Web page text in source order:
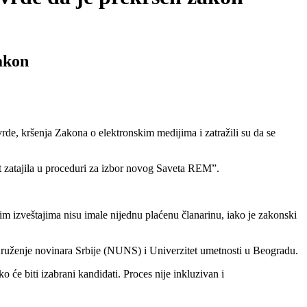
kršenja Zakona o elektronskim medijima i zatražili su da se
u proceduri za izbor novog Saveta REM”.
izveštajima nisu imale nijednu plaćenu članarinu, iako je zakonski
novinara Srbije (NUNS) i Univerzitet umetnosti u Beogradu.
će biti izabrani kandidati. Proces nije inkluzivan i